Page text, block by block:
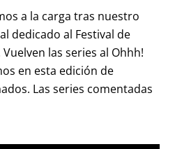
a la carga tras nuestro
dedicado al Festival de
Vuelven las series al Ohhh!
en esta edición de
Las series comentadas